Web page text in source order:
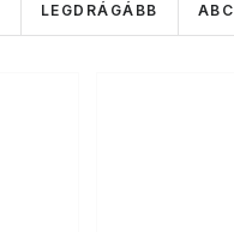
LEGDRÁGÁBB